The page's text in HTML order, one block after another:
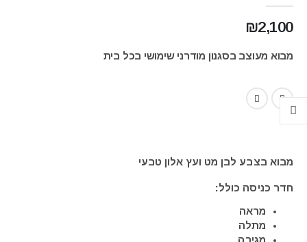
₪2,100
מבוא מעוצב בסגנון מודרני שימושי בכל בית
מבוא בצבע לבן מט ועץ אלון טבעי
חדר כניסה כולל:
מראה
מתלה
מגירה